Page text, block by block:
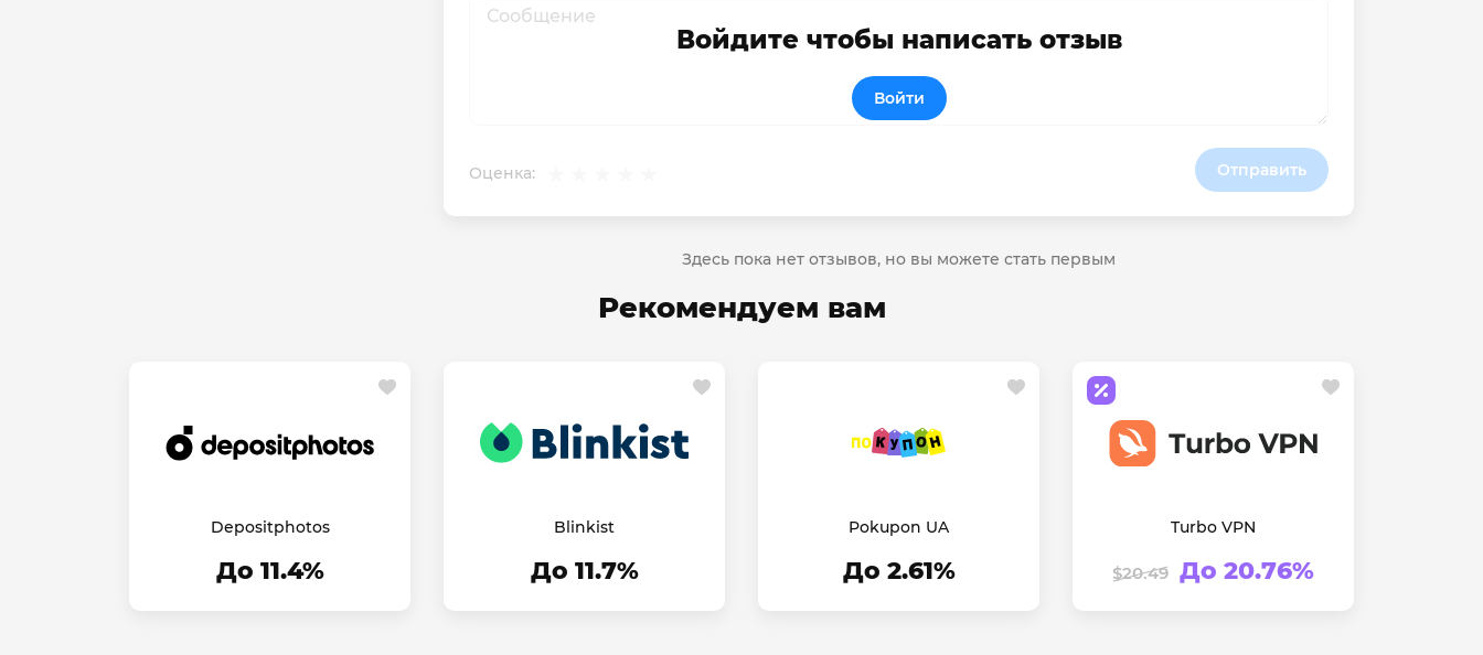
Оценка: Отправить
Войдите чтобы написать отзыв
Войти
Здесь пока нет отзывов, но вы можете стать первым
Рекомендуем вам
Depositphotos
До 11.4%
Blinkist
До 11.7%
Pokupon UA
До 2.61%
Turbo VPN
$20.49 До 20.76%